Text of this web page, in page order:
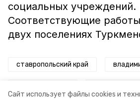
Сайт использует файлы cookies и
социальных учреждений.
Соответствующие работы
двух поселениях
ставропольский край